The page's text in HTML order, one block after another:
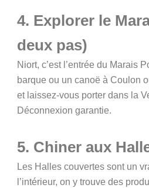
4. Explorer le
deux pas)
Niort, c’est l’entrée du Marais
barque ou un canoë à Coulon
et laissez-vous porter dans la
Déconnexion garantie.
5. Chiner aux
Les Halles couvertes sont un
l’intérieur, on y trouve des